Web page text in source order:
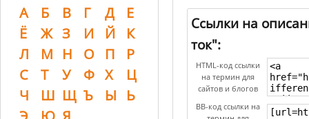
А Б В Г Д
Е
Ё
Ж З И Й
К
Л
М Н О П
Р
С
Т У Ф Х
Ц
Ч
Ш Щ Ъ Ы
Ь
Ссылки на
ток":
HTML-код ссылки
на термин для
сайтов и блогов
BB-код ссылки на